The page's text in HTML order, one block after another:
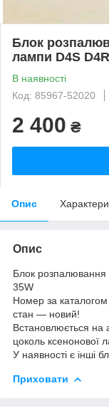
Блок
лампи D4S
В наявності
Код: 85967-52020
2 400 ₴
Опис
Опис
Блок розпалювання
35W
Номер за
стан — новий!
Встановлюється на
цоколь ксенонової
У наявності є інші
Приховати